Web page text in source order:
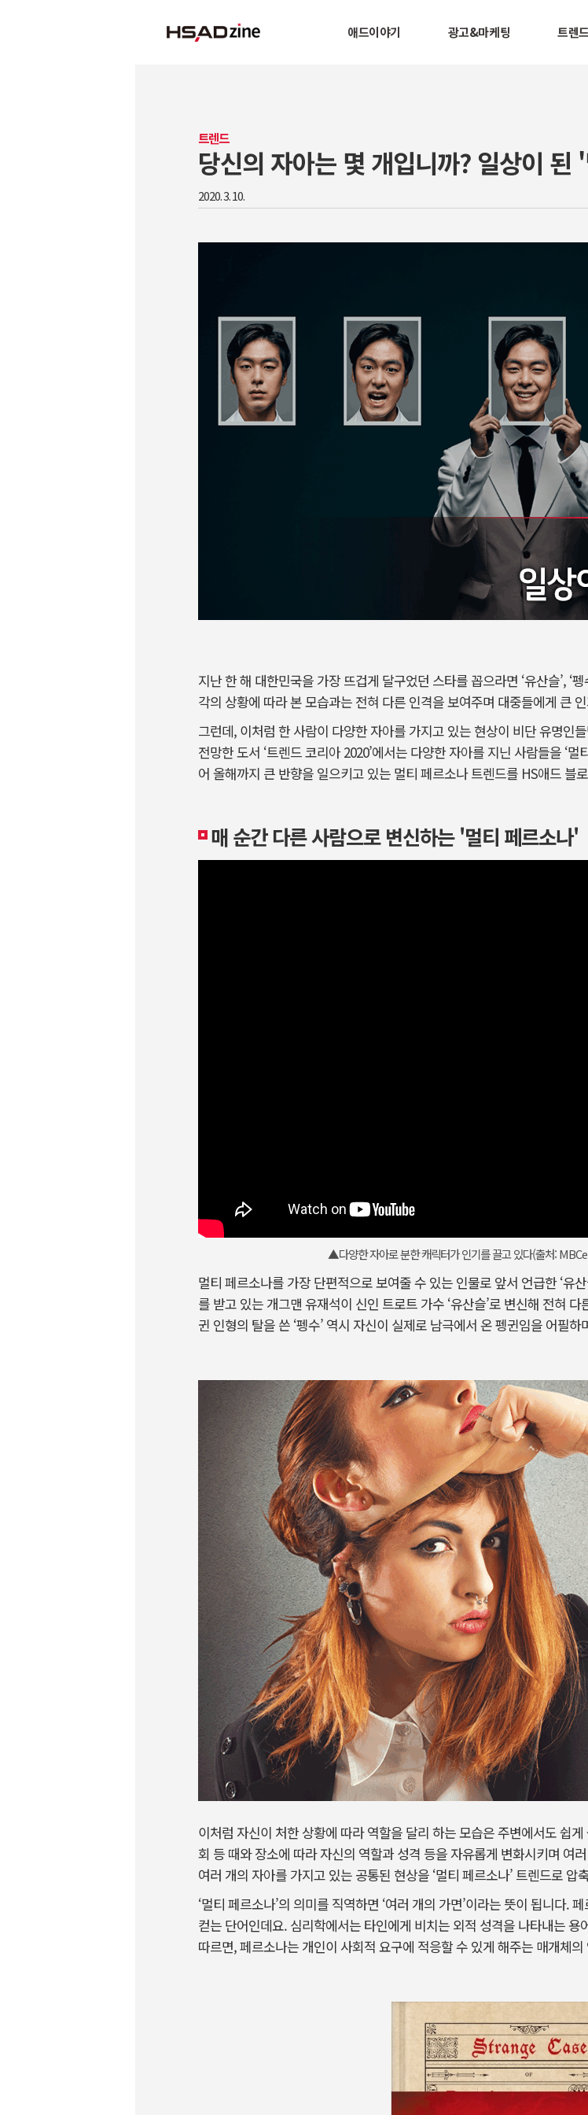
애드이야기 광고&마케팅 트렌드
트렌드
당신의 자아는 몇 개입니까? 일상이 된
2020. 3. 10.
지난 한 해 대한민국을 가장 뜨겁게 달구었던 스타를 꼽으라면 ‘유산슬’, ‘
각의 상황에 따라 본 모습과는 전혀 다른 인격을 보여주며 대중들에게 큰
그런데, 이처럼 한 사람이 다양한 자아를 가지고 있는 현상이 비단 유명인
전망한 도서 ‘트렌드 코리아 2020’에서는 다양한 자아를 지닌 사람들을 ‘
어 올해까지 큰 반향을 일으키고 있는 멀티 페르소나 트렌드를 HS애드 블
매 순간 다른 사람으로 변신하는 '멀티 페르소나'
▲다양한 자아로 분한 캐릭터가 인기를 끌고 있다(출처:
멀티 페르소나를 가장 단편적으로 보여줄 수 있는 인물로 앞서 언급한 ‘유
를 받고 있는 개그맨 유재석이 신인 트로트 가수 ‘유산슬’로 변신해 전혀
귄 인형의 탈을 쓴 ‘펭수’ 역시 자신이 실제로 남극에서 온 펭귄임을 어필
이처럼 자신이 처한 상황에 따라 역할을 달리 하는 모습은 주변에서도 쉽
회 등 때와 장소에 따라 자신의 역할과 성격 등을 자유롭게 변화시키며 여
여러 개의 자아를 가지고 있는 공통된 현상을 ‘멀티 페르소나’ 트렌드로 압
‘멀티 페르소나’의 의미를 직역하면 ‘여러 개의 가면’이라는 뜻이 됩니다.
컫는 단어인데요. 심리학에서는 타인에게 비치는 외적 성격을 나타내는
따르면, 페르소나는 개인이 사회적 요구에 적응할 수 있게 해주는 매개체